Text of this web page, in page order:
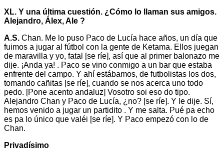
XL. Y una última cuestión. ¿Cómo lo llaman sus amigos.
Alejandro, Álex, Ale ?
A.S. Chan. Me lo puso Paco de Lucía hace años, un día que
fuimos a jugar al fútbol con la gente de Ketama. Ellos juegan
de maravilla y yo, fatal [se ríe], así que al primer balonazo me
dije. ¡Anda ya! . Paco se vino conmigo a un bar que estaba
enfrente del campo. Y ahí estábamos, de futbolistas los dos,
tomando cañitas [se ríe], cuando se nos acerca uno todo
pedo. [Pone acento andaluz] Vosotro soi eso do tipo.
Alejandro Chan y Paco de Lucía, ¿no? [se ríe]. Y le dije. Sí,
hemos venido a jugar un partidito . Y me salta. Pué pa echo
es pa lo único que valéi [se ríe]. Y Paco empezó con lo de
Chan.
Privadísimo